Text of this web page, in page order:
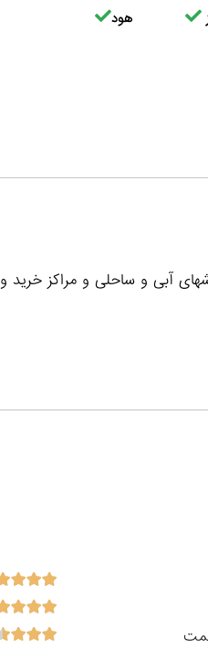
هود
آبی و ساحلی و مراکز خرید و